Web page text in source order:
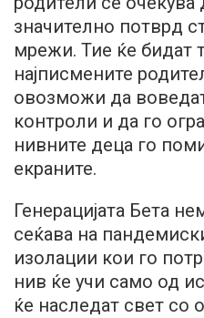
значително потврд
мрежи. Тие ќе бидат
најписмените
овозможи да
контроли и да го
нивните деца го
екраните.
Генерацијата Бета
сеќава на
изолации кои го
нив ќе учи само од
ќе наследат свет